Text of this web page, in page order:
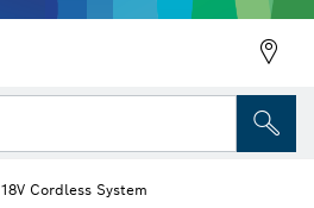
18V Cordless System